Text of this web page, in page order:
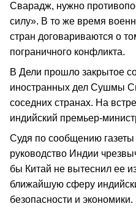
Сварадж, нужно
силу». В то же время
стран договариваются о
пограничного конфликта.
В Дели прошло закрытое
иностранных дел Сушмы
соседних странах. На
индийский премьер-
Судя по сообщению
руководство Индии
бы Китай не вытеснил ее
ближайшую сферу
безопасности и